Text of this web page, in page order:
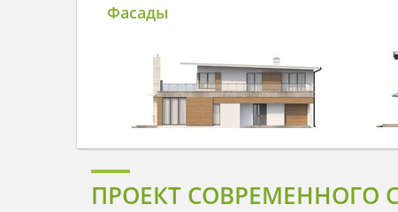
Фасады
ПРОЕКТ СОВРЕМЕННОГО